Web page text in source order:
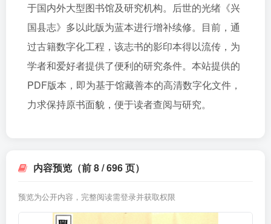
于国内外大型图书馆及研究机构。后世的光绪《兴
国县志》多以此版为蓝本进行增补续修。目前，通
过古籍数字化工程，该志书的影印本得以流传，为
学者和爱好者提供了便利的研究条件。本站提供的
PDF版本，即为基于馆藏善本的高清数字化文件，
力求保持原书面貌，便于读者查阅与研究。
内容预览（前 8 / 696 页）
预览为公开内容，完整阅读需登录并获取权限